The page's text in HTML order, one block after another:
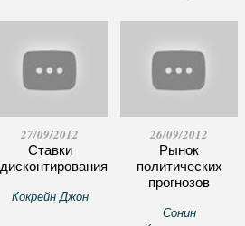
27/09/2012
Ставки
дисконтирования
Кокрейн Джон
26/09/2012
Рынок
политических
прогнозов
Сонин